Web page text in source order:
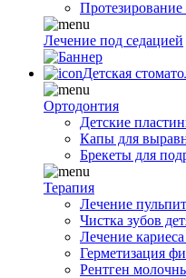
Лечение под седацией
Детская
Ортодонтия
Детские
Капы для
Брекеты для
Терапия
Лечение
Чистка зубов
Лечение
Герметизация
Рентген